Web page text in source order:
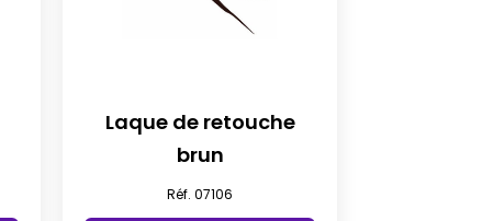
Laque de retouche
brun
Réf. 07106